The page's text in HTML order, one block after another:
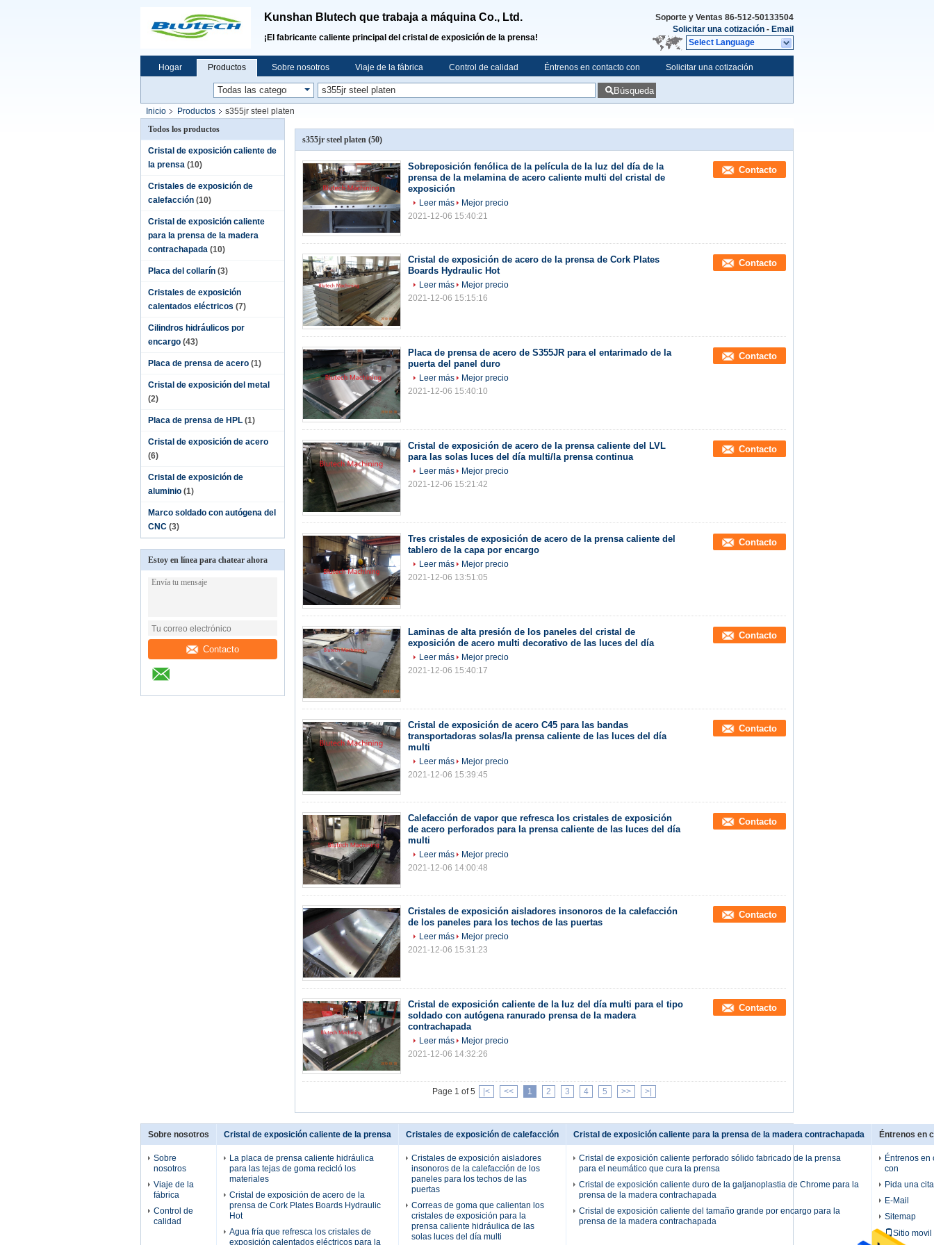
Kunshan Blutech que trabaja a máquina Co., Ltd.
¡El fabricante caliente principal del cristal de exposición de la prensa!
Soporte y Ventas 86-512-50133504
Solicitar una cotización - Email
Select Language
Hogar Productos Sobre nosotros Viaje de la fábrica Control de calidad Éntrenos en contacto con Solicitar una cotización
Búsqueda
Inicio Productos
s355jr steel platen
Todos los productos
Cristal de exposición caliente de
la prensa (10)
Cristales de exposición de
calefacción (10)
Cristal de exposición caliente
para la prensa de la madera
contrachapada (10)
Placa del collarín (3)
Cristales de exposición
calentados eléctricos (7)
Cilindros hidráulicos por
encargo (43)
Placa de prensa de acero (1)
Cristal de exposición del metal
(2)
Placa de prensa de HPL (1)
Cristal de exposición de acero
(6)
Cristal de exposición de
aluminio (1)
Marco soldado con autógena del
CNC (3)
Estoy en línea para chatear ahora
Contacto
s355jr steel platen (50)
Sobreposición fenólica de la película de la luz del día de la
prensa de la melamina de acero caliente multi del cristal de
exposición
Contacto
Leer más
Mejor precio
2021-12-06 15:40:21
Cristal de exposición de acero de la prensa de Cork Plates
Boards Hydraulic Hot
Contacto
Leer más
Mejor precio
2021-12-06 15:15:16
Placa de prensa de acero de S355JR para el entarimado de la
puerta del panel duro
Contacto
Leer más
Mejor precio
2021-12-06 15:40:10
Cristal de exposición de acero de la prensa caliente del LVL
para las solas luces del día multi/la prensa continua
Contacto
Leer más
Mejor precio
2021-12-06 15:21:42
Tres cristales de exposición de acero de la prensa caliente del
tablero de la capa por encargo
Contacto
Leer más
Mejor precio
2021-12-06 13:51:05
Laminas de alta presión de los paneles del cristal de
exposición de acero multi decorativo de las luces del día
Contacto
Leer más
Mejor precio
2021-12-06 15:40:17
Cristal de exposición de acero C45 para las bandas
transportadoras solas/la prensa caliente de las luces del día
multi
Contacto
Leer más
Mejor precio
2021-12-06 15:39:45
Calefacción de vapor que refresca los cristales de exposición
de acero perforados para la prensa caliente de las luces del día
multi
Contacto
Leer más
Mejor precio
2021-12-06 14:00:48
Cristales de exposición aisladores insonoros de la calefacción
de los paneles para los techos de las puertas
Contacto
Leer más
Mejor precio
2021-12-06 15:31:23
Cristal de exposición caliente de la luz del día multi para el tipo
soldado con autógena ranurado prensa de la madera
contrachapada
Contacto
Leer más
Mejor precio
2021-12-06 14:32:26
Page 1 of 5 |< << 1 2 3 4 5 >> >|
Sobre nosotros
Sobre
nosotros
Viaje de la
fábrica
Control de
calidad
Cristal de exposición caliente de la prensa
La placa de prensa caliente hidráulica
para las tejas de goma recicló los
materiales
Cristal de exposición de acero de la
prensa de Cork Plates Boards Hydraulic
Hot
Agua fría que refresca los cristales de
exposición calentados eléctricos para la
Cristales de exposición de calefacción
Cristales de exposición aisladores
insonoros de la calefacción de los
paneles para los techos de las
puertas
Correas de goma que calientan los
cristales de exposición para la
prensa caliente hidráulica de las
solas luces del día multi
Cristal de exposición caliente para la prensa de la madera contrachapada
Cristal de exposición caliente perforado sólido fabricado de la prensa
para el neumático que cura la prensa
Cristal de exposición caliente duro de la galjanoplastia de Chrome para la
prensa de la madera contrachapada
Cristal de exposición caliente del tamaño grande por encargo para la
prensa de la madera contrachapada
Éntrenos en
Éntrenos en
con
Pida una cita
E-Mail
Sitemap
Sitio movil